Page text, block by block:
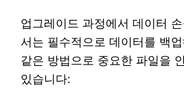
업그레이드 과정에서 데이터
서는 필수적으로 데이터를 백
같은 방법으로 중요한 파일을
있습니다: